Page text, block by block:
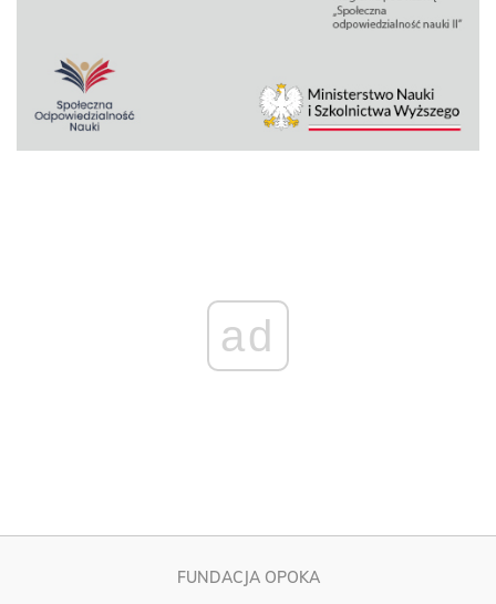
ad
FUNDACJA OPOKA